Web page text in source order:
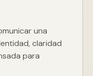
una
claridad
para